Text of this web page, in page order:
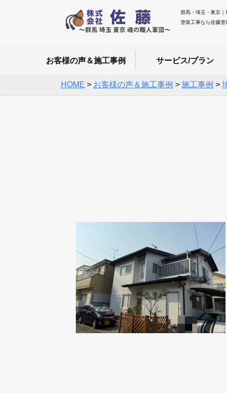
群馬・埼玉・東京｜
塗装工事なら佐藤塗
お客様の声＆施工事例 サービス/プラン
HOME > お客様の声＆施工事例 > 施工事例 >